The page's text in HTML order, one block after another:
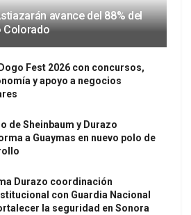
avance del 88% del
Colorado
Fest 2026 con concursos,
y apoyo a negocios
de Sheinbaum y Durazo
a Guaymas en nuevo polo de
Durazo coordinación
con Guardia Nacional
la seguridad en Sonora